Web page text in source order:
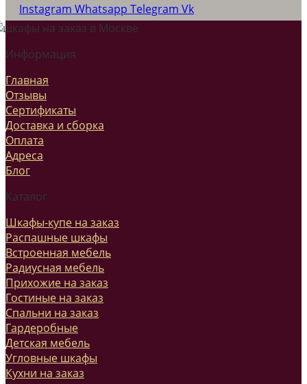
Instagram Whatsapp Telegram Vk
Информация
Главная
Отзывы
Сертификаты
Доставка и сборка
Оплата
Адреса
Блог
Каталог
Шкафы-купе на заказ
Распашные шкафы
Встроенная мебель
Радиусная мебель
Прихожие на заказ
Гостиные на заказ
Спальни на заказ
Гардеробные
Детская мебель
Угловные шкафы
Кухни на заказ